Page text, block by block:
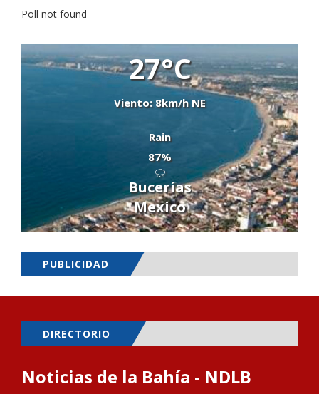
Poll not found
27°C
Viento: 8km/h NE
Rain
87%
Bucerías
Mexico
PUBLICIDAD
DIRECTORIO
Noticias de la Bahía - NDLB